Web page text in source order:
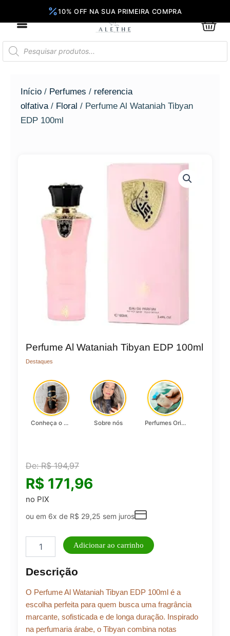
conteúdo
Pesquisar
produtos
Início / Perfumes / referencia
olfativa / Floral / Perfume Al Wataniah Tibyan
EDP 100ml
Perfume Al Wataniah Tibyan EDP 100ml
Destaques
Conheça o Asad, da Lattafa… Sobre nós Perfumes Originais
De:R$194,97
R$ 171,96
no PIX
ou em 6x de R$ 29,25 sem juros
Tibyan
100ml
quantidade
Adicionar ao carrinho
Descrição
O Perfume Al Wataniah Tibyan EDP 100ml é a
escolha perfeita para quem busca uma fragrância
marcante, sofisticada e de longa duração. Inspirado
na perfumaria árabe, o Tibyan combina notas